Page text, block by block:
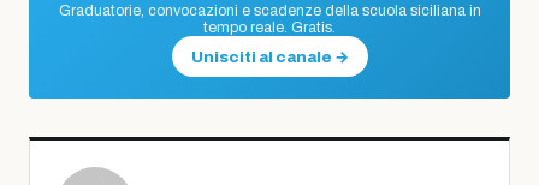
Graduatorie, convocazioni e scadenze della scuola siciliana in
tempo reale. Gratis.
Unisciti al canale →